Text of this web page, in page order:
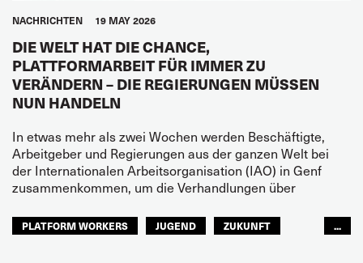
NACHRICHTEN 19 MAY 2026
DIE WELT HAT DIE CHANCE,
PLATTFORMARBEIT FÜR IMMER ZU
VERÄNDERN – DIE REGIERUNGEN MÜSSEN
NUN HANDELN
In etwas mehr als zwei Wochen werden Beschäftigte,
Arbeitgeber und Regierungen aus der ganzen Welt bei
der Internationalen Arbeitsorganisation (IAO) in Genf
zusammenkommen, um die Verhandlungen über
PLATFORM WORKERS JUGEND
ZUKUNFT
...